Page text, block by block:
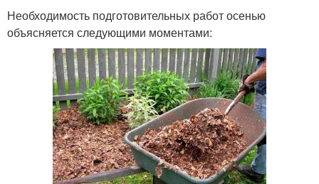
Необходимость подготовительных работ осенью
объясняется следующими моментами: